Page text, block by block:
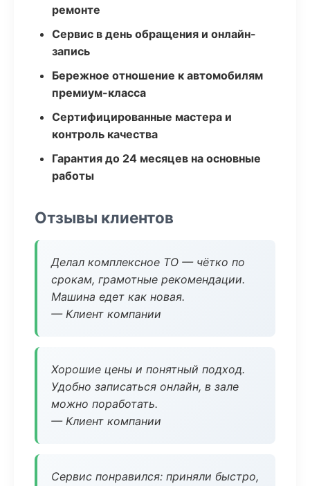
ремонте
Сервис в день обращения и онлайн-
запись
Бережное отношение к автомобилям
премиум-класса
Сертифицированные мастера и
контроль качества
Гарантия до 24 месяцев на основные
работы
Отзывы клиентов
Делал комплексное ТО — чётко по
срокам, грамотные рекомендации.
Машина едет как новая.
— Клиент компании
Хорошие цены и понятный подход.
Удобно записаться онлайн, в зале
можно поработать.
— Клиент компании
Сервис понравился: приняли быстро,